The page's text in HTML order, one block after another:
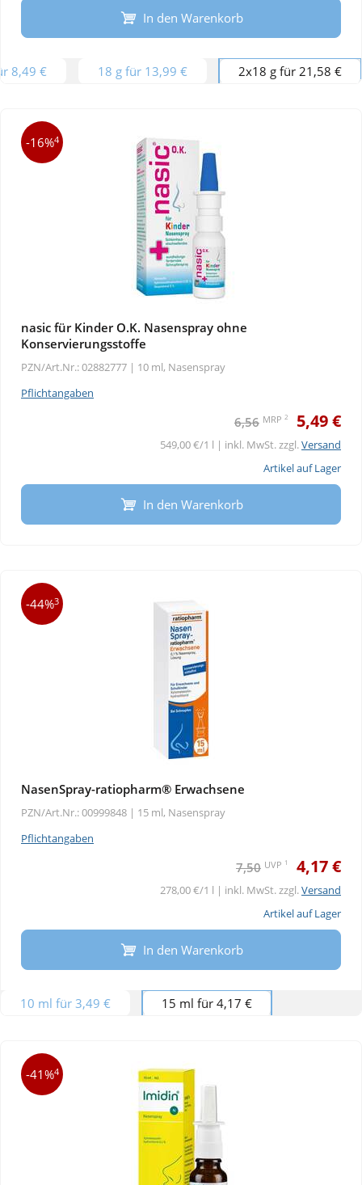
In den Warenkorb
8,49 € 18 g für 13,99 € 2x18 g für 21,58 €
-16%4
nasic für Kinder O.K. Nasenspray ohne
Konservierungsstoffe
PZN/Art.Nr.: 02882777 | 10 ml, Nasenspray
Pflichtangaben
6,56 MRP 2 5,49 €
549,00 €/1 l | inkl. MwSt. zzgl.Versand
Artikel auf Lager
In den Warenkorb
-44%3
NasenSpray-ratiopharm® Erwachsene
PZN/Art.Nr.: 00999848 | 15 ml, Nasenspray
Pflichtangaben
7,50 UVP 1 4,17 €
278,00 €/1 l | inkl. MwSt. zzgl.Versand
Artikel auf Lager
In den Warenkorb
10 ml für 3,49 € 15 ml für 4,17 €
-41%4